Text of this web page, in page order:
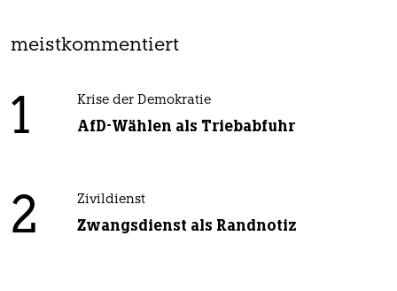
meistkommentiert
1 Krise der Demokratie
AfD-Wählen als Triebabfuhr
2 Zivildienst
Zwangsdienst als Randnotiz